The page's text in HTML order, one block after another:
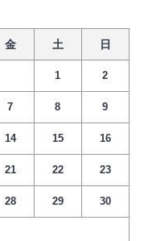
金 土 日
1 2
7 8 9
14 15 16
21 22 23
28 29 30